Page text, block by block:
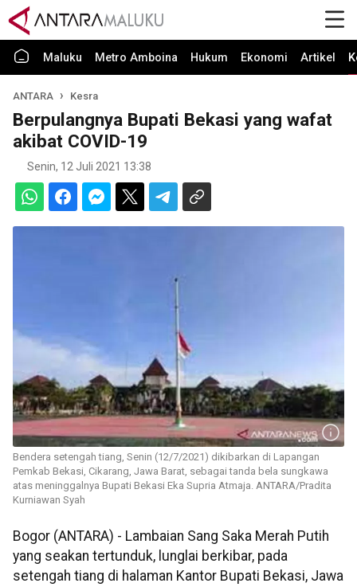
Maluku Metro Amboina Hukum Ekonomi Artikel
ANTARA Kesra
Berpulangnya Bupati Bekasi yang wafat
akibat COVID-19
Senin, 12 Juli 2021 13:38
Bendera setengah tiang, Senin (12/7/2021) dikibarkan di Lapangan
Pemkab Bekasi, Cikarang, Jawa Barat, sebagai tanda bela sungkawa
atas meninggalnya Bupati Bekasi Eka Supria Atmaja. ANTARA/Pradita
Kurniawan Syah
Bogor (ANTARA) - Lambaian Sang Saka Merah Putih
yang seakan tertunduk, lunglai berkibar, pada
setengah tiang di halaman Kantor Bupati Bekasi, Jawa